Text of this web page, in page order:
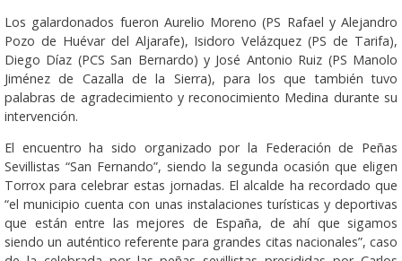
Los galardonados fueron Aurelio Moreno (PS Rafael y Alejandro
Pozo de Huévar del Aljarafe), Isidoro Velázquez (PS de Tarifa),
Diego Díaz (PCS San Bernardo) y José Antonio Ruiz (PS Manolo
Jiménez de Cazalla de la Sierra), para los que también tuvo
palabras de agradecimiento y reconocimiento Medina durante su
intervención.
El encuentro ha sido organizado por la Federación de Peñas
Sevillistas “San Fernando”, siendo la segunda ocasión que eligen
Torrox para celebrar estas jornadas. El alcalde ha recordado que
“el municipio cuenta con unas instalaciones turísticas y deportivas
que están entre las mejores de España, de ahí que sigamos
siendo un auténtico referente para grandes citas nacionales”, caso